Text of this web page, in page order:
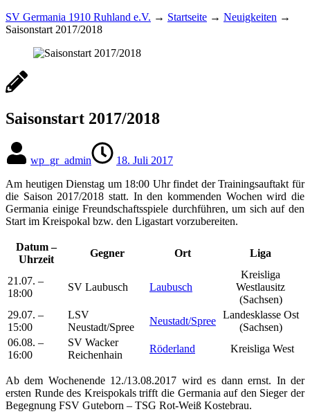
SV Germania 1910 Ruhland e.V. → Startseite → Neuigkeiten →
Saisonstart 2017/2018
Saisonstart 2017/2018
wp_gr_admin
18. Juli 2017
Am heutigen Dienstag um 18:00 Uhr findet der Trainingsauftakt für
die Saison 2017/2018 statt. In den kommenden Wochen wird die
Germania einige Freundschaftsspiele durchführen, um sich auf den
Start im Kreispokal bzw. den Ligastart vorzubereiten.
Datum –
Uhrzeit
Gegner Ort Liga
21.07. –
18:00
SV Laubusch Laubusch
Kreisliga
Westlausitz
(Sachsen)
29.07. –
15:00
LSV
Neustadt/Spree
Neustadt/Spree
Landesklasse Ost
(Sachsen)
06.08. –
16:00
SV Wacker
Reichenhain
Röderland Kreisliga West
Ab dem Wochenende 12./13.08.2017 wird es dann ernst. In der
ersten Runde des Kreispokals trifft die Germania auf den Sieger der
Begegnung FSV Guteborn – TSG Rot-Weiß Kostebrau.